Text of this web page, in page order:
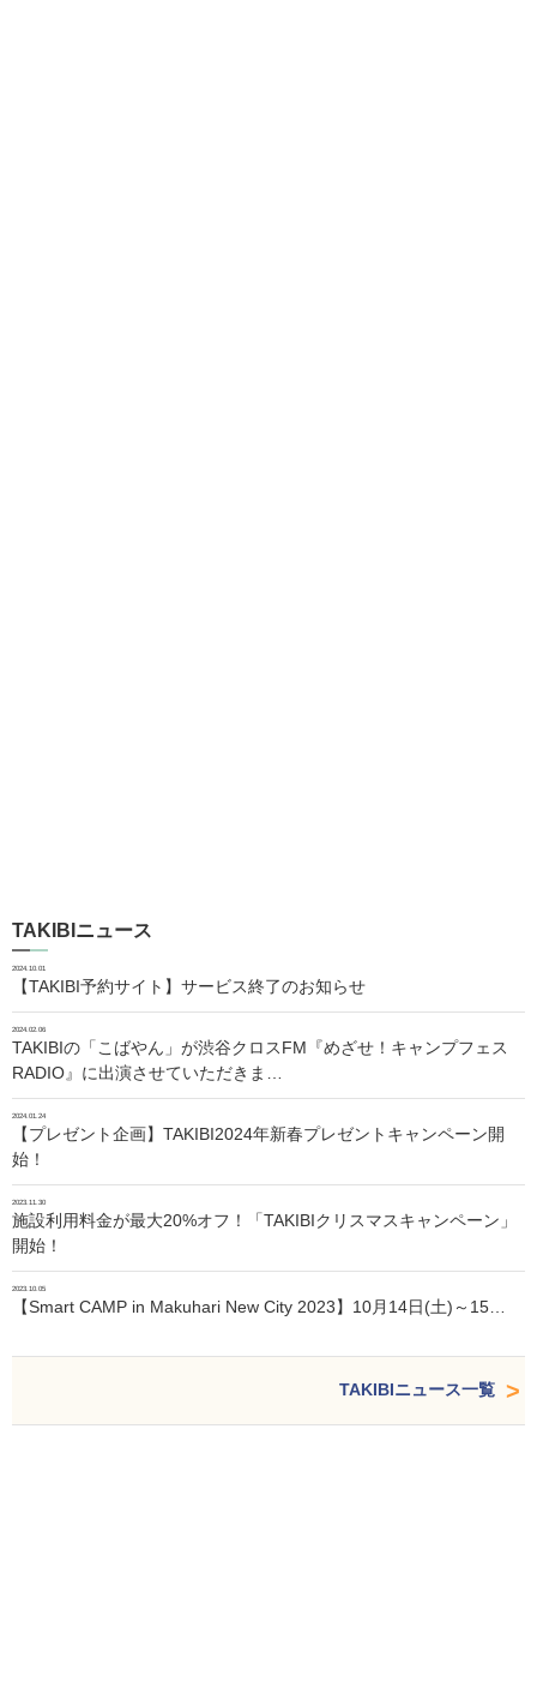
TAKIBIニュース
2024.10.01
【TAKIBI予約サイト】サービス終了のお知らせ
2024.02.06
TAKIBIの「こばやん」が渋谷クロスFM『めざせ！キャンプフェス
RADIO』に出演させていただきま…
2024.01.24
【プレゼント企画】TAKIBI2024年新春プレゼントキャンペーン開
始！
2023.11.30
施設利用料金が最大20%オフ！「TAKIBIクリスマスキャンペーン」
開始！
2023.10.05
【Smart CAMP in Makuhari New City 2023】10月14日(土)～15…
TAKIBIニュース一覧